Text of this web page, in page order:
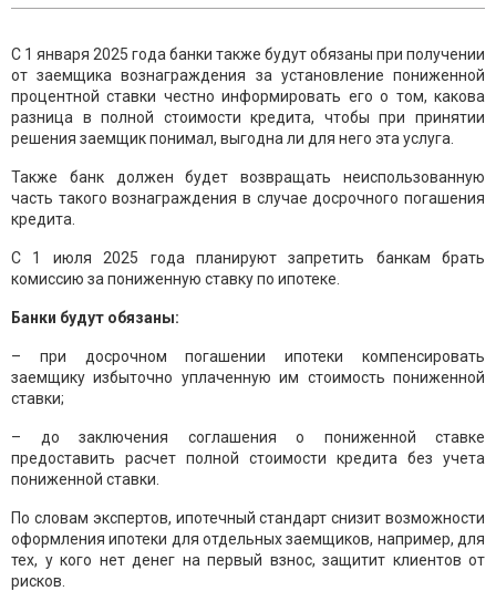
С 1 января 2025 года банки также будут обязаны при получении
от заемщика вознаграждения за установление пониженной
процентной ставки честно информировать его о том, какова
разница в полной стоимости кредита, чтобы при принятии
решения заемщик понимал, выгодна ли для него эта услуга.
Также банк должен будет возвращать неиспользованную
часть такого вознаграждения в случае досрочного погашения
кредита.
С 1 июля 2025 года планируют запретить банкам брать
комиссию за пониженную ставку по ипотеке.
Банки будут обязаны:
– при досрочном погашении ипотеки компенсировать
заемщику избыточно уплаченную им стоимость пониженной
ставки;
– до заключения соглашения о пониженной ставке
предоставить расчет полной стоимости кредита без учета
пониженной ставки.
По словам экспертов, ипотечный стандарт снизит возможности
оформления ипотеки для отдельных заемщиков, например, для
тех, у кого нет денег на первый взнос, защитит клиентов от
рисков.